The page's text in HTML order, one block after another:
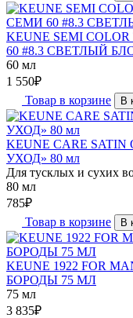
KEUNE SEMI
60 #8.3 СВЕТЛЫЙ
60 мл
1 550₽
Товар в корзине
В
KEUNE CARE
УХОД» 80 мл
Для тусклых и сухих
80 мл
785₽
Товар в корзине
В
KEUNE 1922 FOR
БОРОДЫ 75 МЛ
75 мл
3 835₽